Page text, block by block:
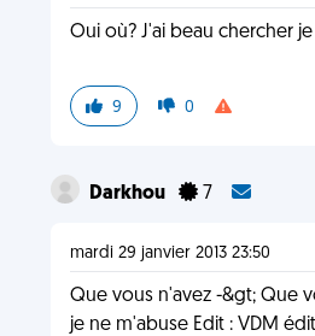
Oui où? J'ai beau chercher
9 0
Darkhou 7
mardi 29 janvier 2013 23:50
Que vous n'avez -&gt; Que
je ne m'abuse Edit : VDM